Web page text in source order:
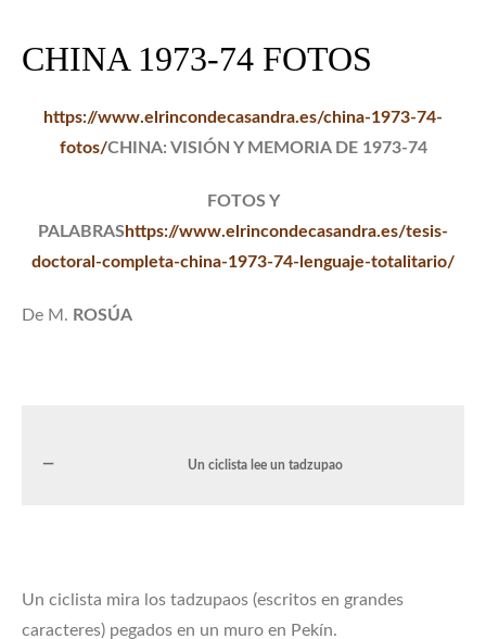
CHINA 1973-74 FOTOS
https://www.elrincondecasandra.es/china-1973-74-
fotos/CHINA: VISIÓN Y MEMORIA DE 1973-74
FOTOS Y
PALABRAS https://www.elrincondecasandra.es/tesis-
doctoral-completa-china-1973-74-lenguaje-totalitario/
De M. ROSÚA
Un ciclista lee un tadzupao
Un ciclista mira los tadzupaos (escritos en grandes
caracteres) pegados en un muro en Pekín.